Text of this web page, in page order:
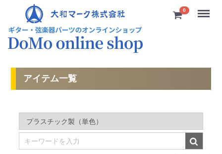
0 Menu
アイテム一覧